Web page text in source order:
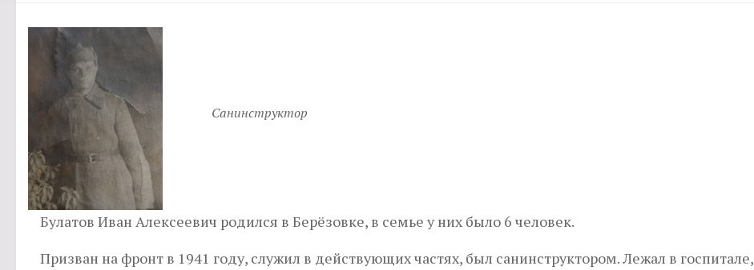
Санинструктор
Булатов Иван Алексеевич родился в Берёзовке, в семье у них было 6 человек.
Призван на фронт в 1941 году, служил в действующих частях, был санинструктором. Лежал в госпитале,